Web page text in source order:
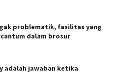
problematik, fasilitas yang
dalam brosur
adalah jawaban ketika